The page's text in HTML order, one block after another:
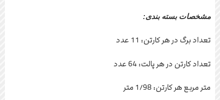
مشخصات بسته بندی:
تعداد برگ در هر کارتن: 11 عدد
تعداد کارتن در هر پالت: 64 عدد
متر مربع هر کارتن: 1/98 متر